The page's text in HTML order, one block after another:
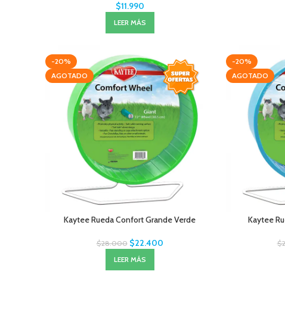
$11.990
LEER MÁS
-20%
AGOTADO
Kaytee Rueda Confort Grande Verde
$28.000 $22.400
LEER MÁS
-20%
AGOTADO
Kaytee
$